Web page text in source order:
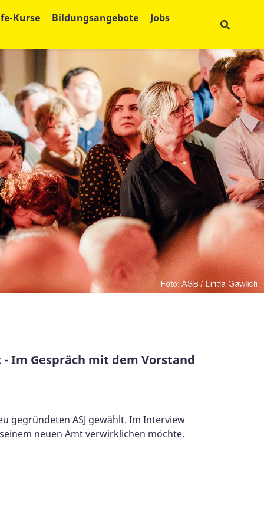
Kurse Bildungsangebote
Jobs
Im Gespräch mit dem Vorstand
gegründeten ASJ gewählt. Im Interview
neuen Amt verwirklichen möchte.